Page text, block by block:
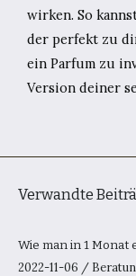
wirken. So
der perfekt zu
ein Parfum zu
Version deiner
Verwandte
Wie man in 1
2022-11-06 /